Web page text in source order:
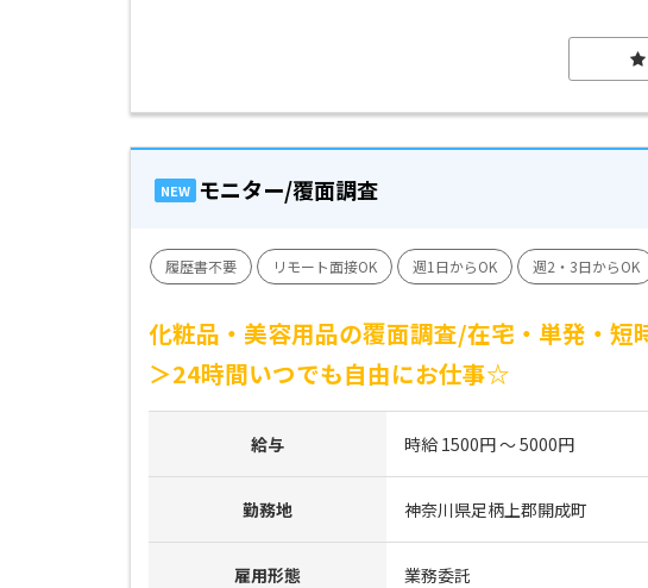
NEW モニター/覆面調査
履歴書不要 リモート面接OK 週1日からOK 週2・3日からOK
化粧品・美容用品の覆面調査/在宅・単発・
＞24時間いつでも自由にお仕事☆
給与 時給 1500円 ～ 5000円
勤務地 神奈川県足柄上郡開成町
雇用形態 業務委託